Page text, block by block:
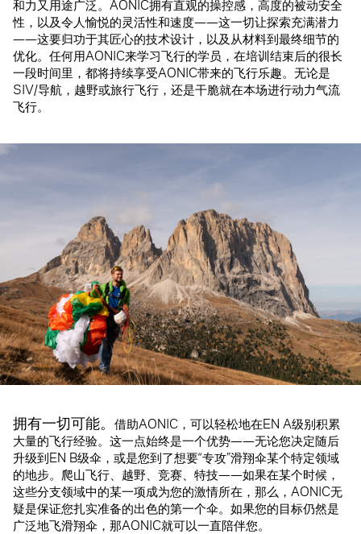
和力又用途广泛。AONIC拥有直观的操控感，高度的被动安全
性，以及令人愉悦的灵活性和速度——这一切让探索充满潜力
——这要归功于其匠心的技术设计，以及从材料到最终细节的
优化。任何用AONIC来学习飞行的学员，在培训结束后的很长
一段时间里，都将持续享受AONIC带来的飞行乐趣。无论是
SIV/导航，越野或旅行飞行，还是干脆就在本场进行动力气流
飞行。
拥有一切可能。 借助AONIC，可以轻松地在EN A级别积累
大量的飞行经验。这一点始终是一个优势——无论您决定随后
升级到EN B级伞，或是您到了想要“专攻”滑翔伞某个特定领域
的地步。爬山飞行、越野、竞赛、特技——如果在某个时候，
这些分支领域中的某一项成为您的激情所在，那么，AONIC无
疑是保证您扎实准备的出色的第一个伞。如果您的目标仍然是
广泛地飞滑翔伞，那AONIC就可以一直陪伴您。